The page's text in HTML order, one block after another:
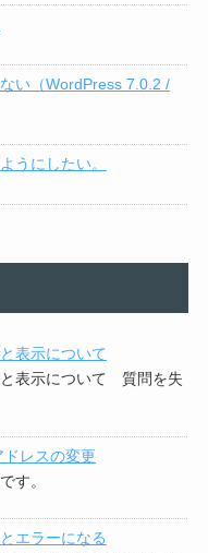
い（WordPress 7.0.2 /
うにしたい。
表示について
と表示について 質問を失
レスの変更
す。
エラーになる